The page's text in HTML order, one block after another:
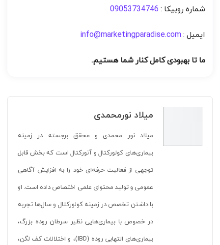
شماره روبیکا : 09053734746
ایمیل :info@marketingparadise.com
ما تا بهبودی کامل کنار شما هستیم.
میلاد نورمحمدی
میلاد نور محمدی و محقق برجسته در زمینه
بیماری‌های کولورکتال و آنورکتال است که بخش قابل
توجهی از فعالیت حرفه‌ای خود را به افزایش آگاهی
عمومی و تولید محتوای علمی اختصاص داده است. او
با داشتن تخصص در زمینه کولورکتال و سال‌ها تجربه
در خصوص با بیماری‌هایی نظیر سرطان روده بزرگ،
بیماری‌های التهابی روده (IBD)، و اختلالات کف لگن،